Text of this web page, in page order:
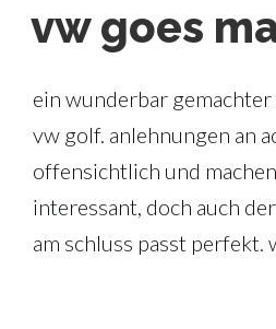
vw goes
ein wunderbar
vw golf. anlehnungen an
offensichtlich und
interessant, doch auch
am schluss passt perfekt.